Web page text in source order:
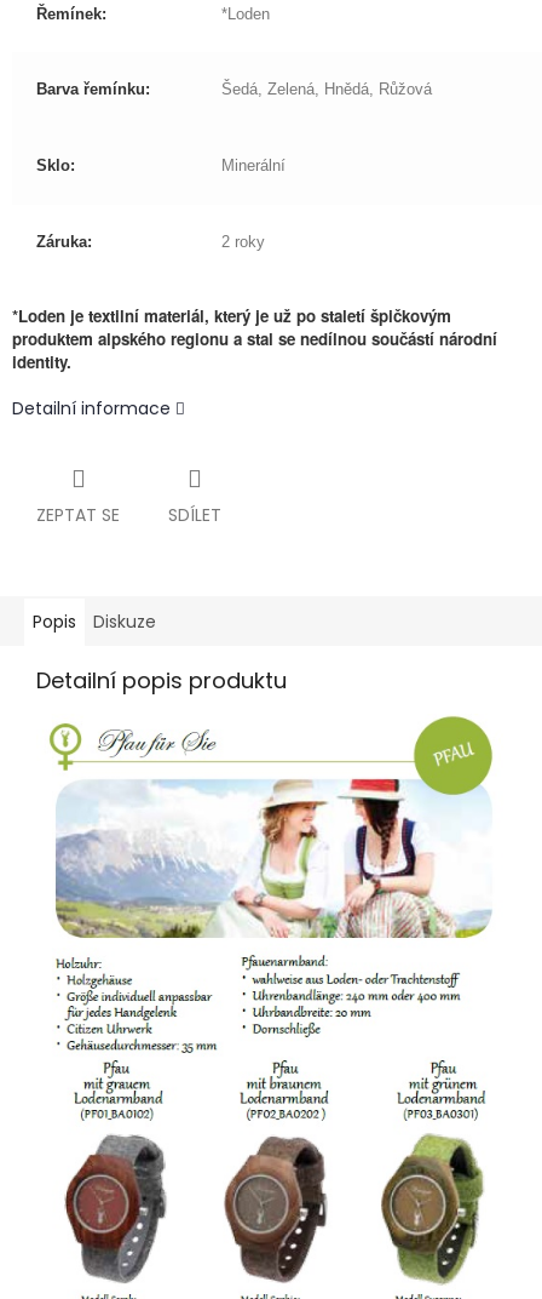
Řemínek: *Loden
Barva řemínku: Šedá, Zelená, Hnědá, Růžová
Sklo: Minerální
Záruka: 2 roky
*Loden je textilní materiál, který je už po staletí špičkovým
produktem alpského regionu a stal se nedílnou součástí národní
identity.
Detailní informace
ZEPTAT SE SDÍLET
Popis Diskuze
Detailní popis produktu